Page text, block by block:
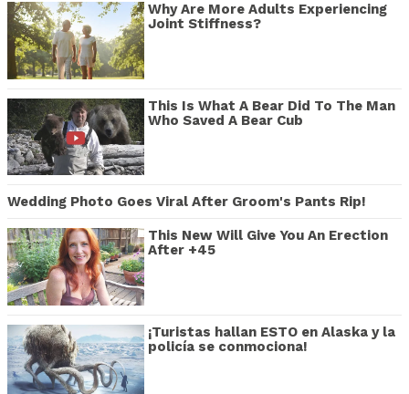
Why Are More Adults Experiencing
Joint Stiffness?
This Is What A Bear Did To The Man
Who Saved A Bear Cub
Wedding Photo Goes Viral After Groom's Pants Rip!
This New Will Give You An Erection
After +45
¡Turistas hallan ESTO en Alaska y la
policía se conmociona!